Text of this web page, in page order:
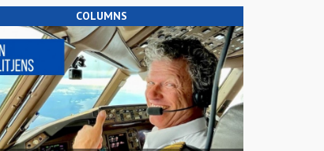
COLUMNS